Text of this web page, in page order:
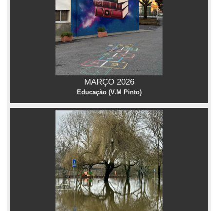
MARÇO 2026
Educação (V.M Pinto)